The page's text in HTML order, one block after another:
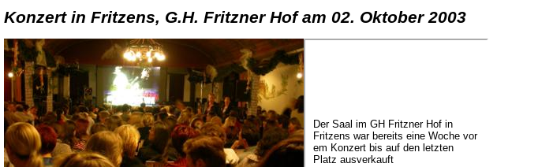
Konzert in Fritzens, G.H. Fritzner Hof am 02. Oktober 2003
Der Saal im GH Fritzner Hof in
Fritzens war bereits eine Woche vor
em Konzert bis auf den letzten
Platz ausverkauft